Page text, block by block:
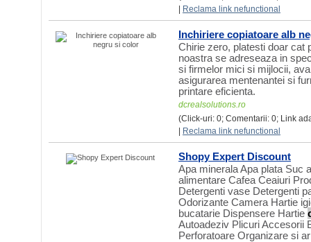
Reclama link nefunctional
Inchiriere copiatoare alb
Chirie zero, platesti doar cat
noastra se adreseaza in
si firmelor mici si mijlocii,
asigurarea mentenantei si
printare eficienta.
dcrealsolutions.ro
(Click-uri: 0; Comentarii: 0; Link
Reclama link nefunctional
Shopy Expert Discount
Apa minerala Apa plata Suc
alimentare Cafea Ceaiuri
Detergenti vase Detergenti
Odorizante Camera Hartie
bucatarie Dispensere Hartie
Autoadeziv Plicuri Accesorii
Perforatoare Organizare si